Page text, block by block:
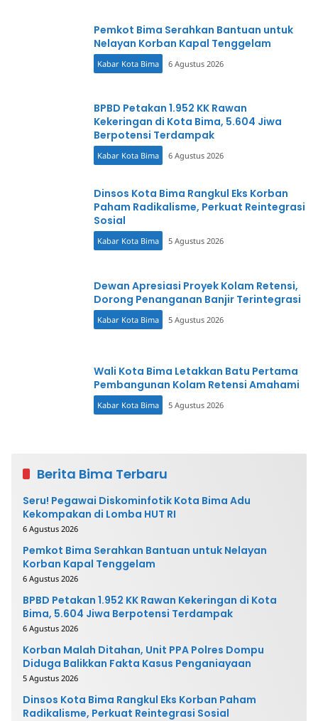
Pemkot Bima Serahkan Bantuan untuk
Nelayan Korban Kapal Tenggelam
Kabar Kota Bima 6 Agustus 2026
BPBD Petakan 1.952 KK Rawan
Kekeringan di Kota Bima, 5.604 Jiwa
Berpotensi Terdampak
Kabar Kota Bima 6 Agustus 2026
Dinsos Kota Bima Rangkul Eks Korban
Paham Radikalisme, Perkuat Reintegrasi
Sosial
Kabar Kota Bima 5 Agustus 2026
Dewan Apresiasi Proyek Kolam Retensi,
Dorong Penanganan Banjir Terintegrasi
Kabar Kota Bima 5 Agustus 2026
Wali Kota Bima Letakkan Batu Pertama
Pembangunan Kolam Retensi Amahami
Kabar Kota Bima 5 Agustus 2026
Berita Bima Terbaru
Seru! Pegawai Diskominfotik Kota Bima Adu
Kekompakan di Lomba HUT RI
6 Agustus 2026
Pemkot Bima Serahkan Bantuan untuk Nelayan
Korban Kapal Tenggelam
6 Agustus 2026
BPBD Petakan 1.952 KK Rawan Kekeringan di Kota
Bima, 5.604 Jiwa Berpotensi Terdampak
6 Agustus 2026
Korban Malah Ditahan, Unit PPA Polres Dompu
Diduga Balikkan Fakta Kasus Penganiayaan
5 Agustus 2026
Dinsos Kota Bima Rangkul Eks Korban Paham
Radikalisme, Perkuat Reintegrasi Sosial